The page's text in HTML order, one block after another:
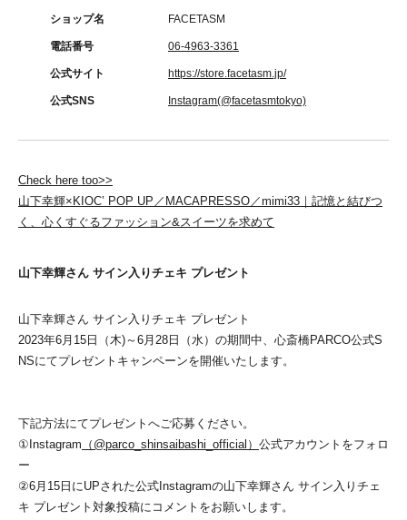
ショップ名 FACETASM
電話番号 06-4963-3361
公式サイト https://store.facetasm.jp/
公式SNS Instagram(@facetasmtokyo)
Check here too>>
山下幸輝×KIOC’ POP UP／MACAPRESSO／mimi33｜記憶と結びつ
く、心くすぐるファッション&スイーツを求めて
山下幸輝さん サイン入りチェキ プレゼント
山下幸輝さん サイン入りチェキ プレゼント
2023年6月15日（木)～6月28日（水）の期間中、心斎橋PARCO公式S
NSにてプレゼントキャンペーンを開催いたします。
下記方法にてプレゼントへご応募ください。
①Instagram （@parco_shinsaibashi_official） 公式アカウントをフォロ
ー
②6月15日にUPされた公式Instagramの山下幸輝さん サイン入りチェ
キ プレゼント対象投稿にコメントをお願いします。